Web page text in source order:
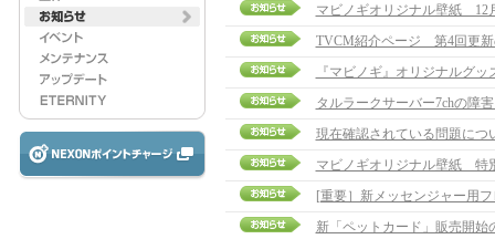
マビノギオリジナル壁紙 12
TVCM紹介ページ 第4回更新
『マビノギ』オリジナルグ
タルラークサーバー7chの障
現在確認されている問題につ
マビノギオリジナル壁紙 特
[重要］新メッセンジャー用
新「ペットカード」販売開始